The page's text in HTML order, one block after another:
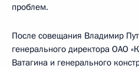
проблем.
После совещания Владимир
генерального директора ОАО
Ватагина и генерального